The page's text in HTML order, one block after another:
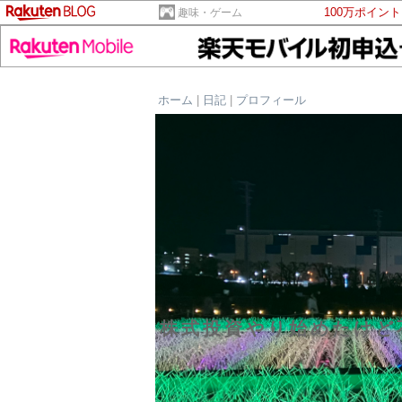
趣味・ゲーム 100万ポイン
ホーム 日記 プロフィール
株式投資やり始めたけ